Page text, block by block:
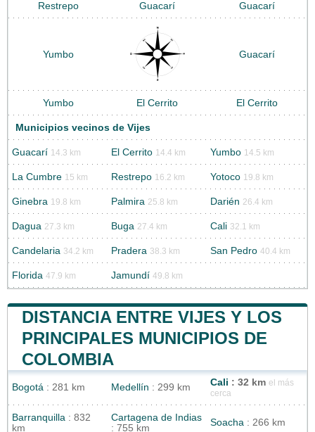
Restrepo Guacarí Guacarí
Yumbo Guacarí
Yumbo El Cerrito El Cerrito
Municipios vecinos de Vijes
Guacarí 14.3 km El Cerrito 14.4 km Yumbo 14.5 km
La Cumbre 15 km Restrepo 16.2 km Yotoco 19.8 km
Ginebra 19.8 km Palmira 25.8 km Darién 26.4 km
Dagua 27.3 km Buga 27.4 km Cali 32.1 km
Candelaria 34.2 km Pradera 38.3 km San Pedro 40.4 km
Florida 47.9 km Jamundí 49.8 km
DISTANCIA ENTRE VIJES Y LOS
PRINCIPALES MUNICIPIOS DE
COLOMBIA
Bogotá : 281 km Medellín : 299 km Cali : 32 km el más
cerca
Barranquilla : 832
km
Cartagena de Indias
: 755 km
Soacha : 266 km